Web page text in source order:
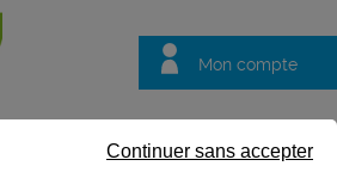
Mon compte
questions
Continuer sans accepter